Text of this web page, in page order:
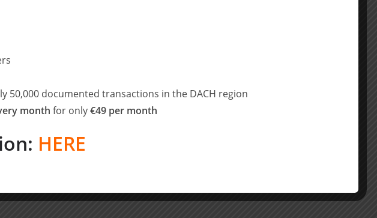
Gründer 2018
Digital
außerhalb der
digitale
50,000 documented transactions in the DACH region
month for only€49 per month
HERE